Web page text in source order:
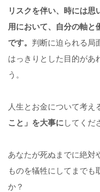
リスクを伴い、時には思
用において、自分の軸と
です。 判断に迫られる局
はっきりとした目的があ
う。
人生とお金について考え
こと」を大事に してくだ
あなたが死ぬまでに絶対
ものを犠牲にしてまでも
か？